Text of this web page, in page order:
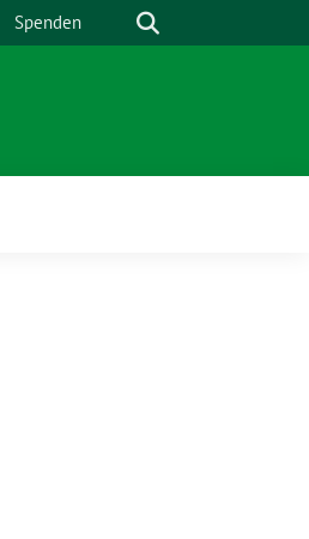
Spenden Suche